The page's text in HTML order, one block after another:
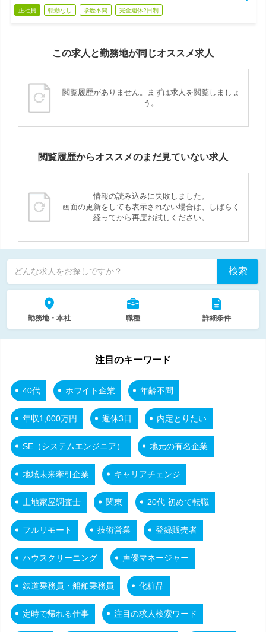
正社員 転勤なし 学歴不問 完全週休2日制
この求人と勤務地が同じオススメ求人
閲覧履歴がありません。まずは求人を閲覧しましょ
う。
閲覧履歴からオススメのまだ見ていない求人
情報の読み込みに失敗しました。
画面の更新をしても表示されない場合は、しばらく
経ってから再度お試しください。
どんな求人をお探しですか？ 検索
勤務地・本社 職種 詳細条件
注目のキーワード
40代 ホワイト企業 年齢不問
年収1,000万円 週休3日 内定とりたい
SE（システムエンジニア） 地元の有名企業
地域未来牽引企業 キャリアチェンジ
土地家屋調査士 関東 20代 初めて転職
フルリモート 技術営業 登録販売者
ハウスクリーニング 声優マネージャー
鉄道乗務員・船舶乗務員 化粧品
定時で帰れる仕事 注目の求人検索ワード